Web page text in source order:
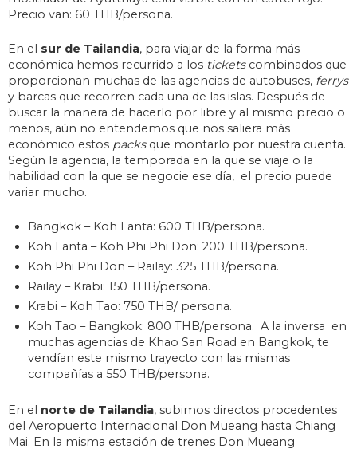
Precio van: 60 THB/persona.
En el sur de Tailandia, para viajar de la forma más
económica hemos recurrido a los ticketscombinados que
proporcionan muchas de las agencias de autobuses, ferrys
y barcas que recorren cada una de las islas. Después de
buscar la manera de hacerlo por libre y al mismo precio o
menos, aún no entendemos que nos saliera más
económico estos packsque montarlo por nuestra cuenta.
Según la agencia, la temporada en la que se viaje o la
habilidad con la que se negocie ese día, el precio puede
variar mucho.
Bangkok – Koh Lanta: 600 THB/persona.
Koh Lanta – Koh Phi Phi Don: 200 THB/persona.
Koh Phi Phi Don – Railay: 325 THB/persona.
Railay – Krabi: 150 THB/persona.
Krabi – Koh Tao: 750 THB/ persona.
Koh Tao – Bangkok: 800 THB/persona. A la inversa en
muchas agencias de Khao San Road en Bangkok, te
vendían este mismo trayecto con las mismas
compañías a 550 THB/persona.
En el norte de Tailandia, subimos directos procedentes
del Aeropuerto Internacional Don Mueang hasta Chiang
Mai. En la misma estación de trenes Don Mueang